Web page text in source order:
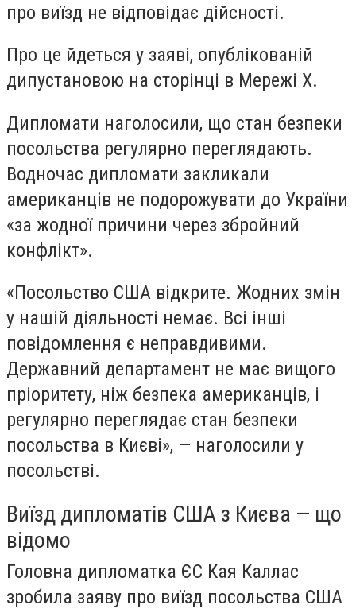
про виїзд не відповідає дійсності.
Про це йдеться у заяві, опублікованій
дипустановою на сторінці в Мережі Х.
Дипломати наголосили, що стан безпеки
посольства регулярно переглядають.
Водночас дипломати закликали
американців не подорожувати до України
«за жодної причини через збройний
конфлікт».
«Посольство США відкрите. Жодних змін
у нашій діяльності немає. Всі інші
повідомлення є неправдивими.
Державний департамент не має вищого
пріоритету, ніж безпека американців, і
регулярно переглядає стан безпеки
посольства в Києві», — наголосили у
посольстві.
Виїзд дипломатів США з Києва — що
відомо
Головна дипломатка ЄС Кая Каллас
зробила заяву про виїзд посольства США